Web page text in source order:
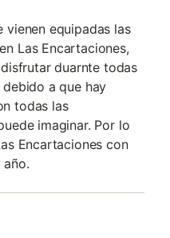
vienen equipadas las
Las Encartaciones,
duarnte todas
a que hay
todas las
imaginar. Por lo
Encartaciones con